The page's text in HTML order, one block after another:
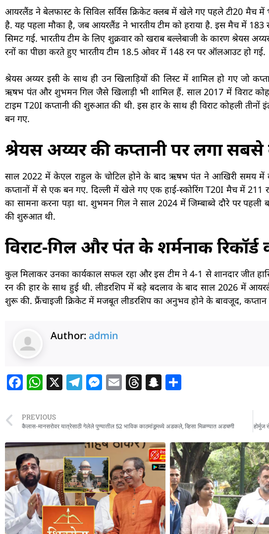
आयरलैंड ने बेलफास्ट के सिविल सर्विस क्रिकेट क्लब में खेले गए पहले टी20 मैच में
है. यह पहला मौका है, जब आयरलैंड ने भारतीय टीम को हराया है. इस मैच में 183
सिमट गई. भारतीय टीम के लिए शुक्रवार को खराब बल्लेबाजी के कारण श्रेयस
रनों का पीछा करते हुए भारतीय टीम 18.5 ओवर में 148 रन पर ऑलआउट हो गई.
श्रेयस अय्यर इसी के साथ ही उन खिलाड़ियों की लिस्ट में शामिल हो गए जो
ऋषभ पंत और शुभमन गिल जैसे खिलाड़ी भी शामिल हैं. साल 2017 में विराट
टाइम T20I कप्तानी की शुरुआत की थी. इस हार के साथ ही विराट कोहली
बन गए.
श्रेयस अय्यर की कप्तानी पर लगा सबसे
साल 2022 में केएल राहुल के चोटिल होने के बाद ऋषभ पंत ने आखिरी समय में
कप्तानों में से एक बन गए. दिल्ली में खेले गए एक हाई-स्कोरिंग T20I मैच में 211
का सामना करना पड़ा था. शुभमन गिल ने साल 2024 में जिम्बाब्वे दौरे पर
की शुरुआत थी.
विराट-गिल और पंत के शर्मनाक रिकॉर्ड
कुल मिलाकर उनका कार्यकाल सफल रहा और इस टीम ने 4-1 से शानदार जीत
रन की हार के साथ हुई थी. लीडरशिप में बड़े बदलाव के बाद साल 2026 में
शुरू की. फ्रैंचाइजी क्रिकेट में मजबूत लीडरशिप का अनुभव होने के बावजूद,
Author: admin
F
c
e
b
o
o
k
W
at
s
A
p
p
X T
g
ra
m
M
e
n
g
er
E
l
T
a
d
s
S
p
c
h
at
e
PREVIOUS
कैलास-मानसरोवर यात्रेसाठी गेलेले पुण्यातील 52 भाविक काठमांडूमध्ये अडकले, व्हिसा मिळण्यात अडचणी